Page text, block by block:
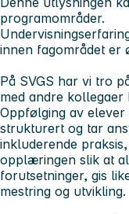
programområder.
innen fagområdet er
På SVGS har vi tro
med andre
Oppfølging av
strukturert og tar
inkluderende
opplæringen slik at
forutsetninger, gis
mestring og utvikling.